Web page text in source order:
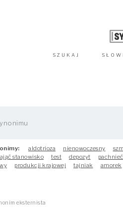
SZUKAJ
aldotrioza nienowoczesny
stanowisko test depozyt pachnieć
produkcji krajowej tajniak amorek
eksternista